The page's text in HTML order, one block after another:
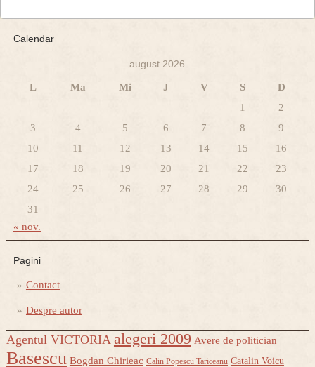
Calendar
august 2026
L Ma Mi J V S
D
1
2
3
4 5 6 7 8
9
10
11 12 13 14 15
16
17
18 19 20 21 22
23
24
25 26 27 28 29
30
31
« nov.
Pagini
Contact
Despre autor
Agentul VICTORIA alegeri 2009 Avere de politician
Basescu Bogdan Chirieac Calin Popescu Tariceanu Catalin Voicu